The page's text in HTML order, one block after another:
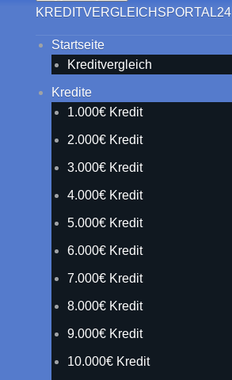
KREDITVERGLEICHSPORTAL24
Startseite
Kreditvergleich
Kredite
1.000€ Kredit
2.000€ Kredit
3.000€ Kredit
4.000€ Kredit
5.000€ Kredit
6.000€ Kredit
7.000€ Kredit
8.000€ Kredit
9.000€ Kredit
10.000€ Kredit